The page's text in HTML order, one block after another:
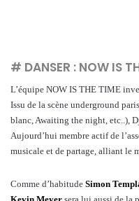
# DANSER : NOW IS
L’équipe NOW IS THE TIME
Issu de la scène underground
blanc, Awaiting the night, etc..),
Aujourd’hui membre actif de
musicale et de partage, alliant le
Comme d’habitude Simon